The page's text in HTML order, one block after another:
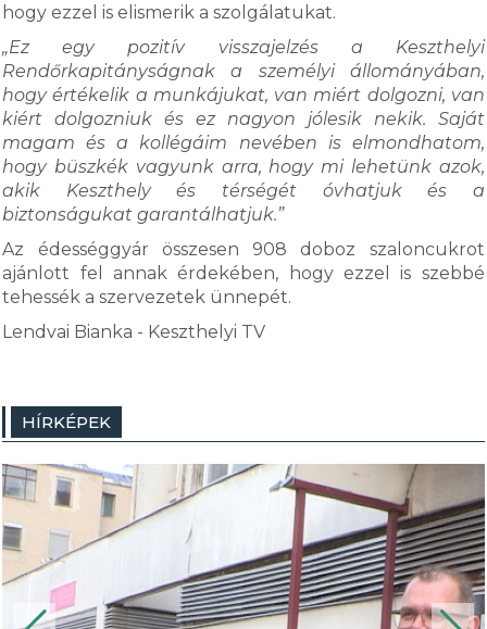
hogy ezzel is elismerik a szolgálatukat.
„Ez egy pozitív visszajelzés a Keszthelyi
Rendőrkapitányságnak a személyi állományában,
hogy értékelik a munkájukat, van miért dolgozni, van
kiért dolgozniuk és ez nagyon jólesik nekik. Saját
magam és a kollégáim nevében is elmondhatom,
hogy büszkék vagyunk arra, hogy mi lehetünk azok,
akik Keszthely és térségét óvhatjuk és a
biztonságukat garantálhatjuk.”
Az édességgyár összesen 908 doboz szaloncukrot
ajánlott fel annak érdekében, hogy ezzel is szebbé
tehessék a szervezetek ünnepét.
Lendvai Bianka - Keszthelyi TV
HÍRKÉPEK